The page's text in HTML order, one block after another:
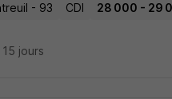
- 93 CDI 28 000 - 29
15 jours